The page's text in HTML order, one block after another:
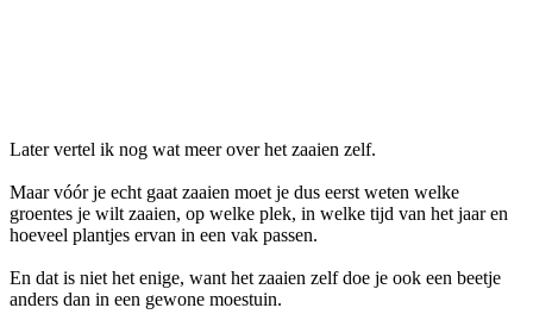
Later vertel ik nog wat meer over het zaaien zelf.
Maar vóór je echt gaat zaaien moet je dus eerst weten welke
groentes je wilt zaaien, op welke plek, in welke tijd van het jaar en
hoeveel plantjes ervan in een vak passen.
En dat is niet het enige, want het zaaien zelf doe je ook een beetje
anders dan in een gewone moestuin.